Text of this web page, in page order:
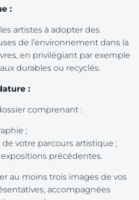
:
artistes à adopter des
de l’environnement dans la
en privilégiant par exemple
durables ou recyclés.
:
comprenant :
;
votre parcours artistique ;
précédentes.
au moins trois images de vos
accompagnées